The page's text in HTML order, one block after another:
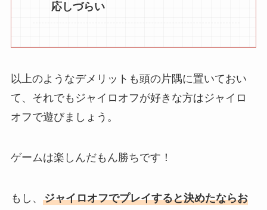
応しづらい
以上のようなデメリットも頭の片隅に置いておい
て、それでもジャイロオフが好きな方はジャイロ
オフで遊びましょう。
ゲームは楽しんだもん勝ちです！
もし、 ジャイロオフでプレイすると決めたならお